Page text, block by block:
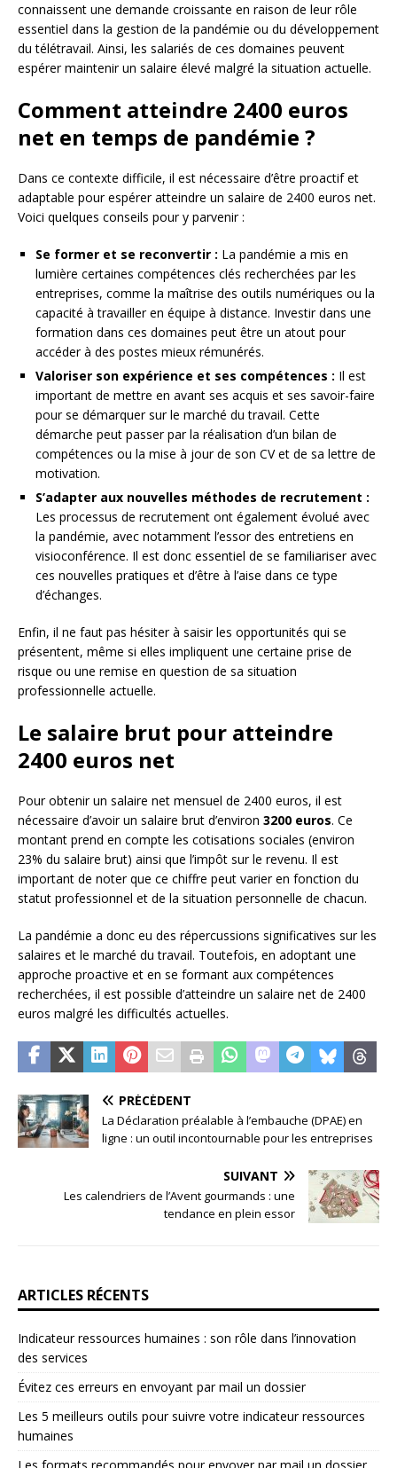
connaissent une demande croissante en raison de leur rôle
essentiel dans la gestion de la pandémie ou du développement
du télétravail. Ainsi, les salariés de ces domaines peuvent
espérer maintenir un salaire élevé malgré la situation actuelle.
Comment atteindre 2400 euros
net en temps de pandémie ?
Dans ce contexte difficile, il est nécessaire d’être proactif et
adaptable pour espérer atteindre un salaire de 2400 euros net.
Voici quelques conseils pour y parvenir :
Se former et se reconvertir : La pandémie a mis en
lumière certaines compétences clés recherchées par les
entreprises, comme la maîtrise des outils numériques ou la
capacité à travailler en équipe à distance. Investir dans une
formation dans ces domaines peut être un atout pour
accéder à des postes mieux rémunérés.
Valoriser son expérience et ses compétences : Il est
important de mettre en avant ses acquis et ses savoir-faire
pour se démarquer sur le marché du travail. Cette
démarche peut passer par la réalisation d’un bilan de
compétences ou la mise à jour de son CV et de sa lettre de
motivation.
S’adapter aux nouvelles méthodes de recrutement :
Les processus de recrutement ont également évolué avec
la pandémie, avec notamment l’essor des entretiens en
visioconférence. Il est donc essentiel de se familiariser avec
ces nouvelles pratiques et d’être à l’aise dans ce type
d’échanges.
Enfin, il ne faut pas hésiter à saisir les opportunités qui se
présentent, même si elles impliquent une certaine prise de
risque ou une remise en question de sa situation
professionnelle actuelle.
Le salaire brut pour atteindre
2400 euros net
Pour obtenir un salaire net mensuel de 2400 euros, il est
nécessaire d’avoir un salaire brut d’environ 3200 euros. Ce
montant prend en compte les cotisations sociales (environ
23% du salaire brut) ainsi que l’impôt sur le revenu. Il est
important de noter que ce chiffre peut varier en fonction du
statut professionnel et de la situation personnelle de chacun.
La pandémie a donc eu des répercussions significatives sur les
salaires et le marché du travail. Toutefois, en adoptant une
approche proactive et en se formant aux compétences
recherchées, il est possible d’atteindre un salaire net de 2400
euros malgré les difficultés actuelles.
PRÉCÉDENT
La Déclaration préalable à l’embauche (DPAE) en
ligne : un outil incontournable pour les entreprises
SUIVANT
Les calendriers de l’Avent gourmands : une
tendance en plein essor
ARTICLES RÉCENTS
Indicateur ressources humaines : son rôle dans l’innovation
des services
Évitez ces erreurs en envoyant par mail un dossier
Les 5 meilleurs outils pour suivre votre indicateur ressources
humaines